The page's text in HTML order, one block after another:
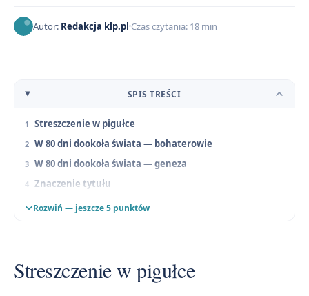
Autor: Redakcja klp.pl Czas czytania: 18 min
SPIS TREŚCI
Streszczenie w pigułce
W 80 dni dookoła świata — bohaterowie
W 80 dni dookoła świata — geneza
Znaczenie tytułu
W 80 dni dookoła świata — problematyka
Streszczenie szczegółowe
W 80 dni dookoła świata — najczęściej zadawane
Rozwiń — jeszcze 5 punktów
Streszczenie w pigułce